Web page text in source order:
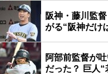
阪神・藤川監
がる“阪神だけ
阿部前監督が
だった？ 巨人